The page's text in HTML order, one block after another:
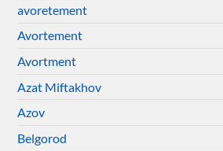
avoretement
Avortement
Avortment
Azat Miftakhov
Azov
Belgorod